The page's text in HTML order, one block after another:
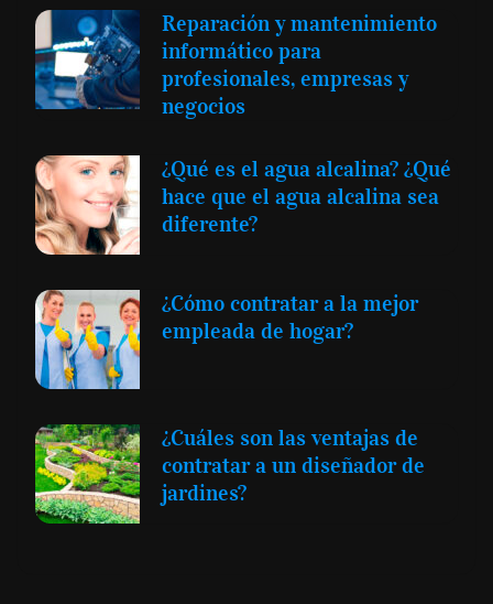
Reparación y mantenimiento
informático para
profesionales, empresas y
negocios
¿Qué es el agua alcalina? ¿Qué
hace que el agua alcalina sea
diferente?
¿Cómo contratar a la mejor
empleada de hogar?
¿Cuáles son las ventajas de
contratar a un diseñador de
jardines?